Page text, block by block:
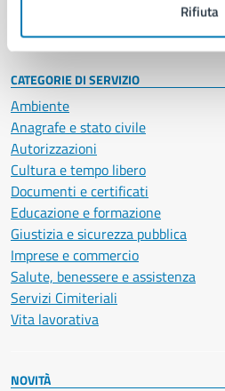
Rifiuta
Intranet, posta aziendale e protocollo
CATEGORIE DI SERVIZIO
Ambiente
Anagrafe e stato civile
Autorizzazioni
Cultura e tempo libero
Documenti e certificati
Educazione e formazione
Giustizia e sicurezza pubblica
Imprese e commercio
Salute, benessere e assistenza
Servizi Cimiteriali
Vita lavorativa
NOVITÀ